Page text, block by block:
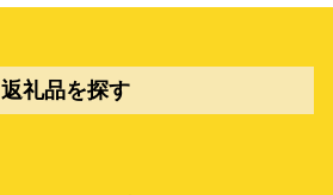
返礼品を探す